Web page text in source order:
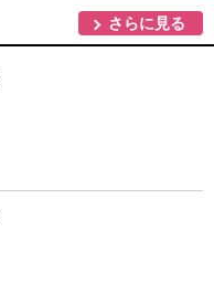
さらに見る